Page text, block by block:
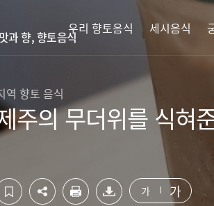
과 향, 향토음식
우리 향토음식 세시음식
역 향토 음식
주의 무더위를 식혀
가 가